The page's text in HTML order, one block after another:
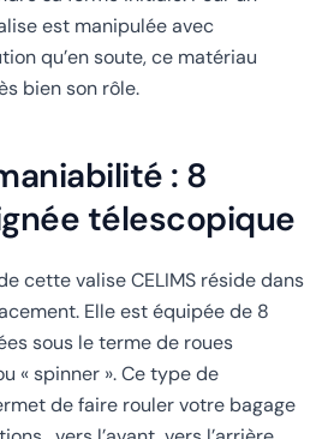
est manipulée avec
qu’en soute, ce matériau
bien son rôle.
: 8
télescopique
cette valise CELIMS réside dans
Elle est équipée de 8
sous le terme de roues
« spinner ». Ce type de
de faire rouler votre bagage